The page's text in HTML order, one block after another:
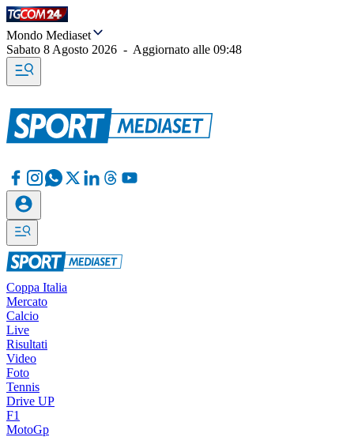
Mondo Mediaset
Sabato 8 Agosto 2026 - Aggiornato alle 09:48
Coppa Italia
Mercato
Calcio
Live
Risultati
Video
Foto
Tennis
Drive UP
F1
MotoGp